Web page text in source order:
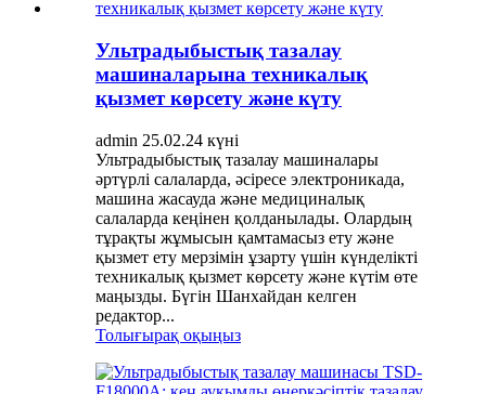
Ультрадыбыстық тазалау
машиналарына техникалық
қызмет көрсету және күту
admin 25.02.24 күні
Ультрадыбыстық тазалау машиналары
әртүрлі салаларда, әсіресе электроникада,
машина жасауда және медициналық
салаларда кеңінен қолданылады. Олардың
тұрақты жұмысын қамтамасыз ету және
қызмет ету мерзімін ұзарту үшін күнделікті
техникалық қызмет көрсету және күтім өте
маңызды. Бүгін Шанхайдан келген
редактор...
Толығырақ оқыңыз